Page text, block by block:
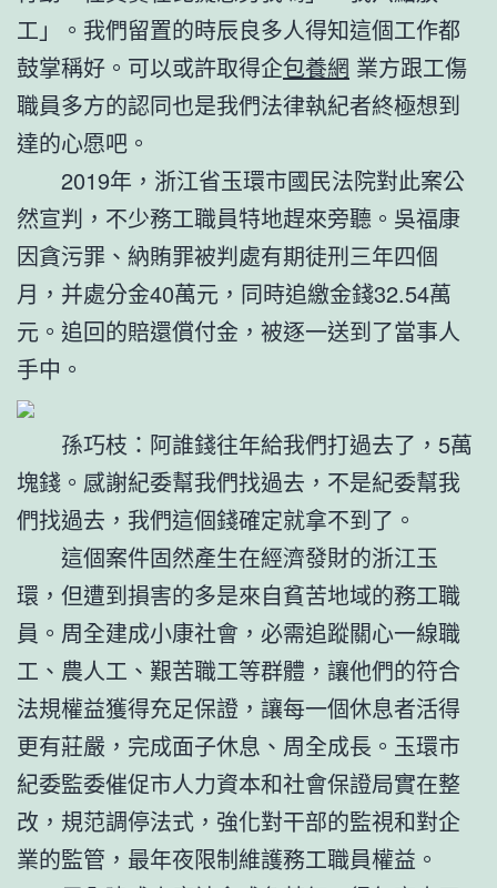
工」。我們留置的時辰良多人得知這個工作都
鼓掌稱好。可以或許取得企包養網 業方跟工傷
職員多方的認同也是我們法律執紀者終極想到
達的心愿吧。
2019年，浙江省玉環市國民法院對此案公
然宣判，不少務工職員特地趕來旁聽。吳福康
因貪污罪、納賄罪被判處有期徒刑三年四個
月，并處分金40萬元，同時追繳金錢32.54萬
元。追回的賠還償付金，被逐一送到了當事人
手中。
孫巧枝：阿誰錢往年給我們打過去了，5萬
塊錢。感謝紀委幫我們找過去，不是紀委幫我
們找過去，我們這個錢確定就拿不到了。
這個案件固然產生在經濟發財的浙江玉
環，但遭到損害的多是來自貧苦地域的務工職
員。周全建成小康社會，必需追蹤關心一線職
工、農人工、艱苦職工等群體，讓他們的符合
法規權益獲得充足保證，讓每一個休息者活得
更有莊嚴，完成面子休息、周全成長。玉環市
紀委監委催促市人力資本和社會保證局實在整
改，規范調停法式，強化對干部的監視和對企
業的監管，最年夜限制維護務工職員權益。